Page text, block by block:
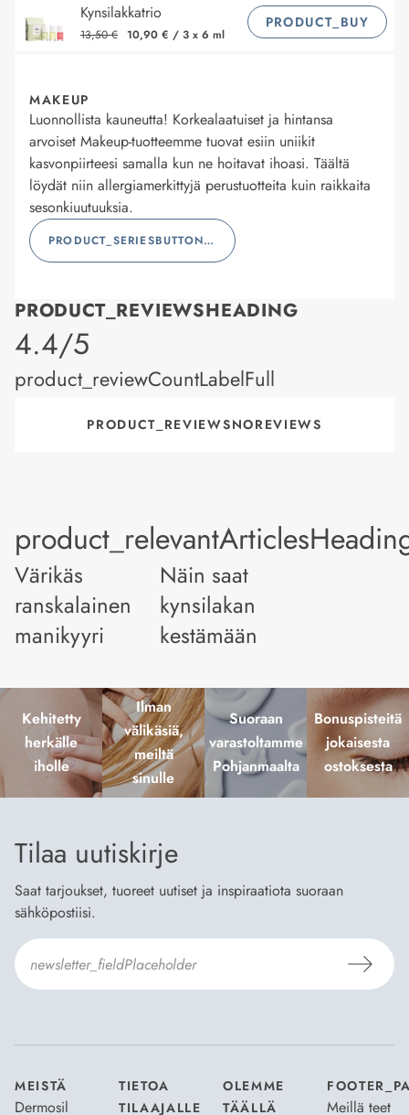
Kynsilakkatrio
13,50 € 10,90 € / 3 x 6 ml
PRODUCT_BUY
MAKEUP
Luonnollista kauneutta! Korkealaatuiset ja hintansa
arvoiset Makeup-tuotteemme tuovat esiin uniikit
kasvonpiirteesi samalla kun ne hoitavat ihoasi. Täältä
löydät niin allergiamerkittyjä perustuotteita kuin raikkaita
sesonkiuutuuksia.
PRODUCT_SERIESBUTTONLABEL
PRODUCT_REVIEWSHEADING
product_rating
4.4/5
product_reviewCountLabelFull
PRODUCT_REVIEWSNOREVIEWS
Värikäs
ranskalainen
manikyyri
Näin saat
kynsilakan
kestämään
Kehitetty
herkälle
iholle
Ilman
välikäsiä,
meiltä
sinulle
Suoraan
varastoltamme
Pohjanmaalta
Bonuspisteitä
jokaisesta
ostoksesta
Tilaa uutiskirje
Saat tarjoukset, tuoreet uutiset ja inspiraatiota suoraan
sähköpostiisi.
MEISTÄ
Dermosil
TIETOA
TILAAJALLE
OLEMME
TÄÄLLÄ
Meillä teet